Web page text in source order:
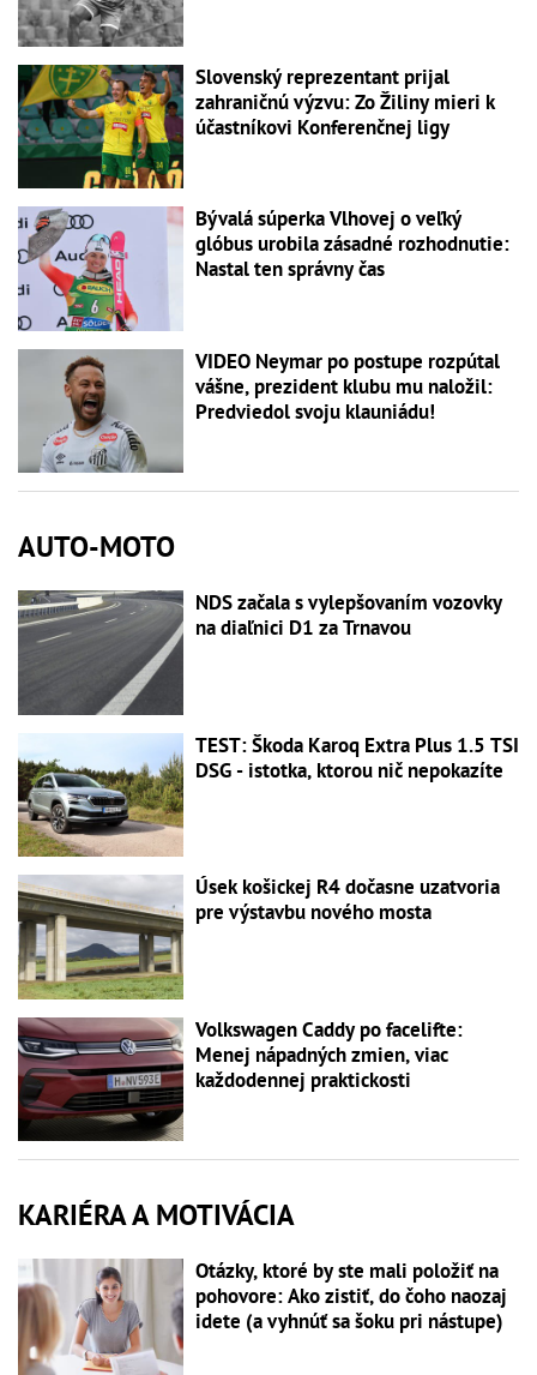
Slovenský reprezentant prijal
zahraničnú výzvu: Zo Žiliny mieri k
účastníkovi Konferenčnej ligy
Bývalá súperka Vlhovej o veľký
glóbus urobila zásadné rozhodnutie:
Nastal ten správny čas
VIDEO Neymar po postupe rozpútal
vášne, prezident klubu mu naložil:
Predviedol svoju klauniádu!
AUTO-MOTO
NDS začala s vylepšovaním vozovky
na diaľnici D1 za Trnavou
TEST: Škoda Karoq Extra Plus 1.5 TSI
DSG - istotka, ktorou nič nepokazíte
Úsek košickej R4 dočasne uzatvoria
pre výstavbu nového mosta
Volkswagen Caddy po facelifte:
Menej nápadných zmien, viac
každodennej praktickosti
KARIÉRA A MOTIVÁCIA
Otázky, ktoré by ste mali položiť na
pohovore: Ako zistiť, do čoho naozaj
idete (a vyhnúť sa šoku pri nástupe)